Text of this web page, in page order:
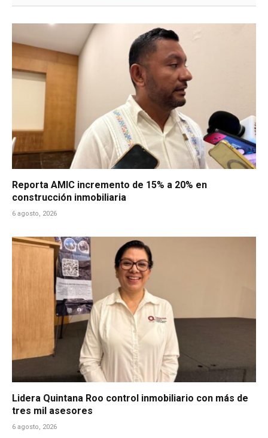
Reporta AMIC incremento de 15% a 20% en
construcción inmobiliaria
6 agosto, 2026
Lidera Quintana Roo control inmobiliario con más de
tres mil asesores
6 agosto, 2026